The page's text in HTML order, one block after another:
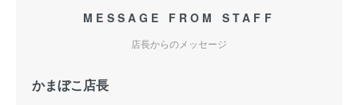
MESSAGE FROM STAFF
店長からのメッセージ
かまぼこ店長